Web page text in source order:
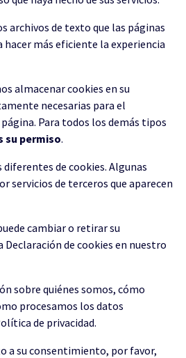
archivos de texto que las páginas
más eficiente la experiencia
almacenar cookies en su
necesarias para el
Para todos los demás tipos
su permiso.
de cookies. Algunas
servicios de terceros que aparecen
cambiar o retirar su
de cookies en nuestro
sobre quiénes somos, cómo
procesamos los datos
de privacidad.
a su consentimiento, por favor,